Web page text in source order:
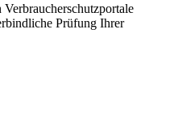
Verbraucherschutzportale
Prüfung Ihrer